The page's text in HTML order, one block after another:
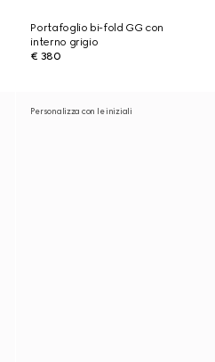
Portafoglio bi-fold GG con
interno grigio
€ 380
Personalizza con le iniziali